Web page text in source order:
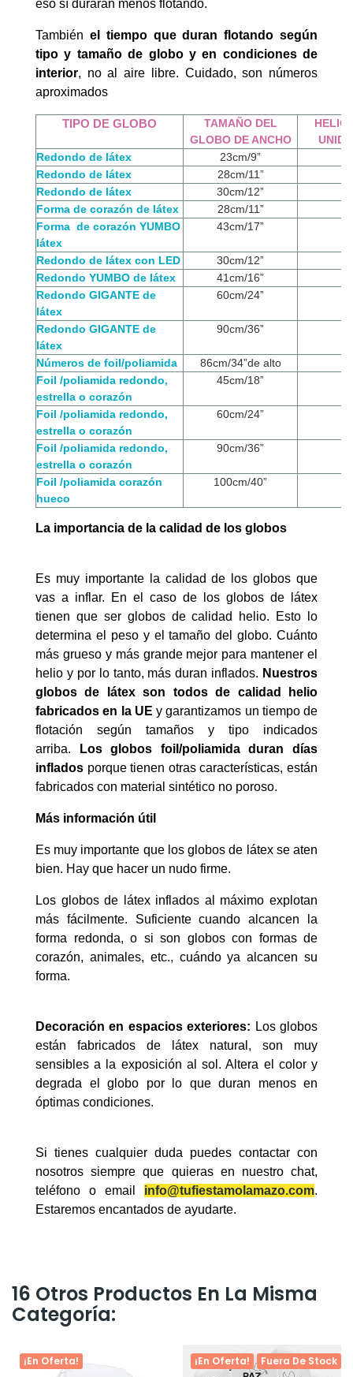
eso sí durarán menos flotando.
También el tiempo que duran flotando según
tipo y tamaño de globo y en condiciones de
interior, no al aire libre. Cuidado, son números
aproximados
TIPO DE GLOBO
TAMAÑO DEL
GLOBO DE ANCHO
HELIO
Redondo de látex
23cm/9”
Redondo de látex
28cm/11”
Redondo de látex
30cm/12”
Forma de corazón de látex
28cm/11”
Forma de corazón YUMBO
látex
43cm/17”
Redondo de látex con LED
30cm/12”
Redondo YUMBO de látex
41cm/16”
Redondo GIGANTE de
látex
60cm/24”
Redondo GIGANTE de
látex
90cm/36”
Números de foil/poliamida
86cm/34”de alto
Foil /poliamida redondo,
estrella o corazón
45cm/18”
Foil /poliamida redondo,
estrella o corazón
60cm/24”
Foil /poliamida redondo,
estrella o corazón
90cm/36”
Foil /poliamida corazón
hueco
100cm/40”
La importancia de la calidad de los globos
Es muy importante la calidad de los globos que
vas a inflar. En el caso de los globos de látex
tienen que ser globos de calidad helio. Esto lo
determina el peso y el tamaño del globo. Cuánto
más grueso y más grande mejor para mantener el
helio y por lo tanto, más duran inflados. Nuestros
globos de látex son todos de calidad helio
fabricados en la UE y garantizamos un tiempo de
flotación según tamaños y tipo indicados
arriba.
Los globos foil/poliamida duran días
inflados porque tienen otras características, están
fabricados con material sintético no poroso.
Más información útil
Es muy importante que los globos de látex se aten
bien. Hay que hacer un nudo firme.
Los globos de látex inflados al máximo explotan
más fácilmente. Suficiente cuando alcancen la
forma redonda, o si son globos con formas de
corazón, animales, etc., cuándo ya alcancen su
forma.
Decoración en espacios exteriores: Los globos
están fabricados de látex natural, son muy
sensibles a la exposición al sol. Altera el color y
degrada el globo por lo que duran menos en
óptimas condiciones.
Si tienes cualquier duda puedes contactar con
nosotros siempre que quieras en nuestro chat,
teléfono o email info@tufiestamolamazo.com.
Estaremos encantados de ayudarte.
16 Otros Productos En La Misma
Categoría:
¡En Oferta! ¡En Oferta! Fuera De Stock